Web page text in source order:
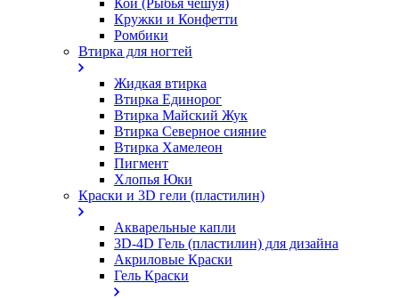
Кои (Рыбья чешуя)
Кружки и Конфетти
Ромбики
Втирка для ногтей
Жидкая втирка
Втирка Единорог
Втирка Майский Жук
Втирка Северное сияние
Втирка Хамелеон
Пигмент
Хлопья Юки
Краски и 3D гели (пластилин)
Акварельные капли
3D-4D Гель (пластилин) для дизайна
Акриловые Краски
Гель Краски